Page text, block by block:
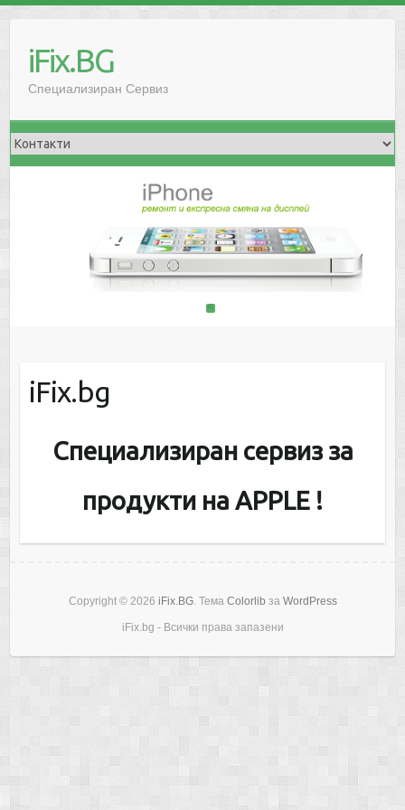
iFix.BG
Специализиран Сервиз
2
iFix.bg
Специализиран сервиз за
продукти на APPLE !
Copyright © 2026 iFix.BG. Тема Colorlib за WordPress
iFix.bg - Всички права запазени